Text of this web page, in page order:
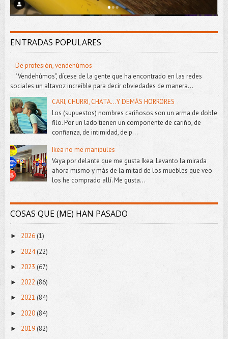
ENTRADAS POPULARES
De profesión, vendehúmos
"Vendehúmos", dícese de la gente que ha encontrado en las redes
sociales un altavoz increíble para decir obviedades de manera...
CARI, CHURRI, CHATA...Y DEMÁS HORRORES
Los (supuestos) nombres cariñosos son un arma de doble
filo. Por un lado tienen un componente de cariño, de
confianza, de intimidad, de p...
Ikea no me manipules
Vaya por delante que me gusta Ikea. Levanto la mirada
ahora mismo y más de la mitad de los muebles que veo
los he comprado allí. Me gusta...
COSAS QUE (ME) HAN PASADO
► 2026(1)
► 2024(22)
► 2023 (67)
► 2022 (86)
► 2021 (84)
► 2020(84)
► 2019 (82)